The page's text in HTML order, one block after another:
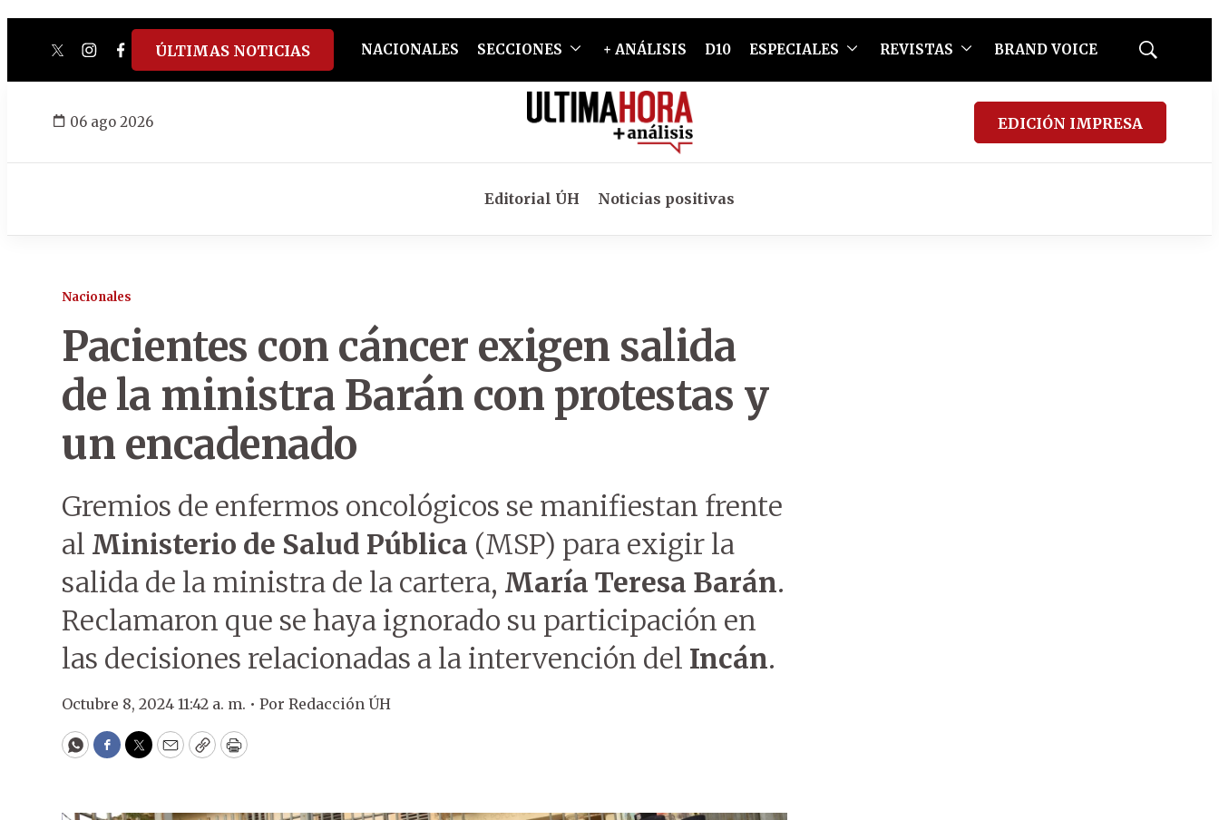
twitterinstagram
facebook
tiktokyoutube
spotify
ÚLTIMAS NOTICIAS NACIONALES SECCIONES + ANÁLISIS D10 ESPECIALES REVISTAS BRAND VOICE
Mostrar
06 ago 2026 EDICIÓN IMPRESA
Editorial ÚH Noticias positivas
Nacionales
Pacientes con cáncer exigen salida
de la ministra Barán con protestas y
un encadenado
Gremios de enfermos oncológicos se manifiestan frente
al Ministerio de Salud Pública (MSP) para exigir la
salida de la ministra de la cartera, María Teresa Barán.
Reclamaron que se haya ignorado su participación en
las decisiones relacionadas a la intervención del Incán.
Octubre 8, 2024 11:42 a. m. • Por Redacción ÚH
WhatsApp
Facebook
Twitter
EmailCopyPrint